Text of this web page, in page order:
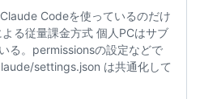
Codeを使っているのだけ
る従量課金方式 個人PCはサブ
る。permissionsの設定などで
settings.json は共通化して